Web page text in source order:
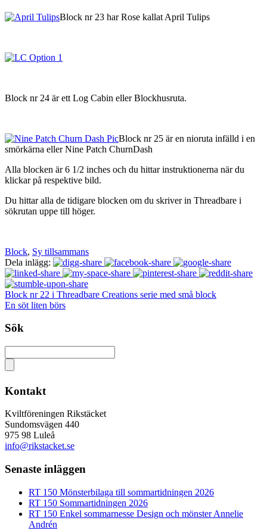
Block nr 23 har Rose kallat April Tulips
Block nr 24 är ett Log Cabin eller Blockhusruta.
Block nr 25 är en nioruta infälld i en
smörkärna eller Nine Patch ChurnDash
Alla blocken är 6 1/2 inches och du hittar instruktionerna när du
klickar på respektive bild.
Du hittar alla de tidigare blocken om du skriver in Threadbare i
sökrutan uppe till höger.
Block, Sy tillsammans
Dela inlägg:
Block nr 22 i Threadbare Creations serie med små block
En söt liten börs
Sök
Kontakt
Kviltföreningen Rikstäcket
Sundomsvägen 440
975 98 Luleå
info@rikstacket.se
Senaste inläggen
RT 150 Mönsterbilaga till sommartidningen 2026
RT 150 Sommartidningen 2026
RT 150 Enkel sommarnesse Design och mönster Annelie
Andrén